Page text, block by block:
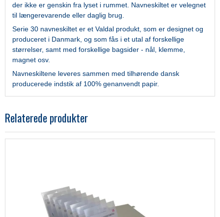
der ikke er genskin fra lyset i rummet. Navneskiltet er velegnet
til længerevarende eller daglig brug.
Serie 30 navneskiltet er et Valdal produkt, som er designet og
produceret i Danmark, og som fås i et utal af forskellige
størrelser, samt med forskellige bagsider - nål, klemme,
magnet osv.
Navneskiltene leveres sammen med tilhørende dansk
producerede indstik af 100% genanvendt papir.
Relaterede produkter